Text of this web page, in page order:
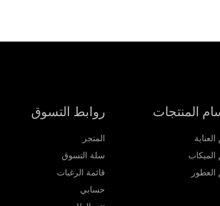
المنتجات روابط التسوق
المتجر
سلة التسوق
قائمة الرغبات
حسابي